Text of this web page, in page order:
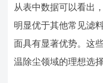
从表中数据可以看出
明显优于其他常见滤
面具有显著优势。这
温除尘领域的理想选择